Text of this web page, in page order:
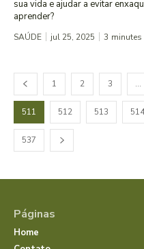
sua vida e ajudar a evitar
aprender?
SAÚDE jul 25, 2025 3 minutes
1 2 3 …
511 512 513 514
537
Páginas
Home